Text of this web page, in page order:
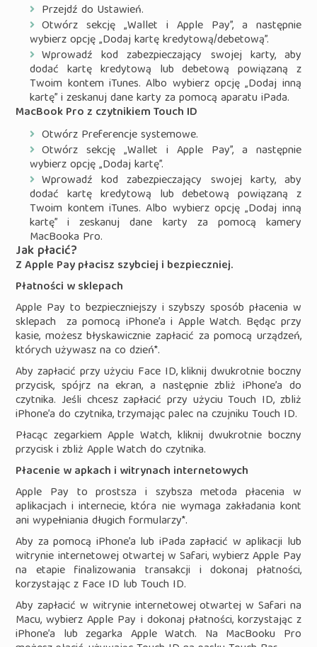
Przejdź do Ustawień.
Otwórz sekcję „Wallet i Apple Pay”, a następnie
wybierz opcję „Dodaj kartę kredytową/debetową”.
Wprowadź kod zabezpieczający swojej karty, aby
dodać kartę kredytową lub debetową powiązaną z
Twoim kontem iTunes. Albo wybierz opcję „Dodaj inną
kartę” i zeskanuj dane karty za pomocą aparatu iPada.
MacBook Pro z czytnikiem Touch ID
Otwórz Preferencje systemowe.
Otwórz sekcję „Wallet i Apple Pay”, a następnie
wybierz opcję „Dodaj kartę”.
Wprowadź kod zabezpieczający swojej karty, aby
dodać kartę kredytową lub debetową powiązaną z
Twoim kontem iTunes. Albo wybierz opcję „Dodaj inną
kartę” i zeskanuj dane karty za pomocą kamery
MacBooka Pro.
Jak płacić?
Z Apple Pay płacisz szybciej i bezpieczniej.
Płatności w sklepach
Apple Pay to bezpieczniejszy i szybszy sposób płacenia w
sklepach za pomocą iPhone’a i Apple Watch. Będąc przy
kasie, możesz błyskawicznie zapłacić za pomocą urządzeń,
których używasz na co dzień*.
Aby zapłacić przy użyciu Face ID, kliknij dwukrotnie boczny
przycisk, spójrz na ekran, a następnie zbliż iPhone’a do
czytnika. Jeśli chcesz zapłacić przy użyciu Touch ID, zbliż
iPhone’a do czytnika, trzymając palec na czujniku Touch ID.
Płacąc zegarkiem Apple Watch, kliknij dwukrotnie boczny
przycisk i zbliż Apple Watch do czytnika.
Płacenie w apkach i witrynach internetowych
Apple Pay to prostsza i szybsza metoda płacenia w
aplikacjach i internecie, która nie wymaga zakładania kont
ani wypełniania długich formularzy*.
Aby za pomocą iPhone’a lub iPada zapłacić w aplikacji lub
witrynie internetowej otwartej w Safari, wybierz Apple Pay
na etapie finalizowania transakcji i dokonaj płatności,
korzystając z Face ID lub Touch ID.
Aby zapłacić w witrynie internetowej otwartej w Safari na
Macu, wybierz Apple Pay i dokonaj płatności, korzystając z
iPhone’a lub zegarka Apple Watch. Na MacBooku Pro